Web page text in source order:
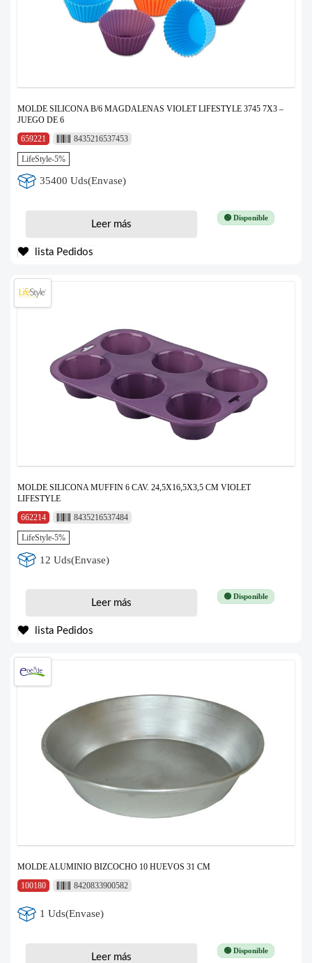
MOLDE SILICONA B/6 MAGDALENAS VIOLET LIFESTYLE 3745 7X3 –
JUEGO DE 6
659221
8435216537453
LifeStyle-5%
35400 Uds(Envase)
🟢 Disponible
Leer más
lista Pedidos
MOLDE SILICONA MUFFIN 6 CAV. 24,5X16,5X3,5 CM VIOLET
LIFESTYLE
662214
8435216537484
LifeStyle-5%
12 Uds(Envase)
🟢 Disponible
Leer más
lista Pedidos
MOLDE ALUMINIO BIZCOCHO 10 HUEVOS 31 CM
100180
8420833900582
1 Uds(Envase)
🟢 Disponible
Leer más